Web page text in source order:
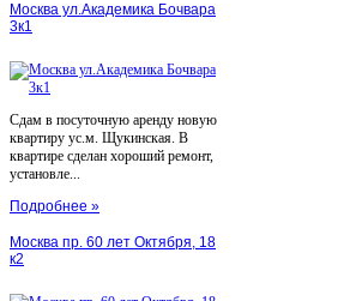
Москва ул.Академика Бочвара
3к1
Сдам в посуточную аренду новую
квартиру ус.м. Щукинская. В
квартире сделан хороший ремонт,
установле...
Подробнее »
Москва пр. 60 лет Октября, 18
к2